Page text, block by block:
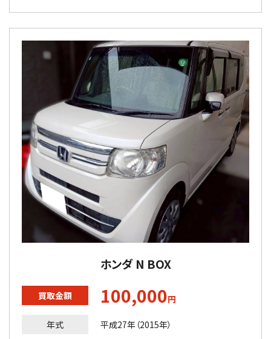
ホンダ N BOX
買取金額 100,000円
年式 平成27年（2015年）